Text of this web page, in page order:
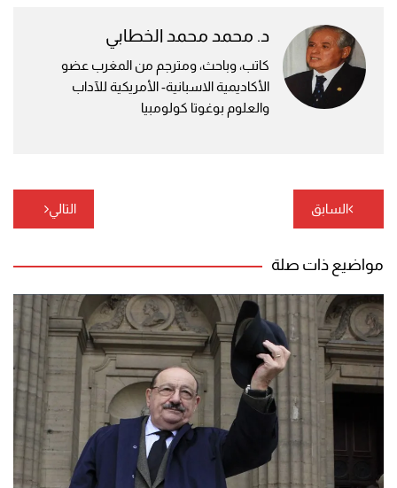
د. محمد محمد الخطابي
كاتب، وباحث، ومترجم من المغرب عضو
الأكاديمية الاسبانية- الأمريكية للآداب
والعلوم بوغوتا كولومبيا
تصفّح
المقالات
السابق التالي
مواضيع ذات صلة